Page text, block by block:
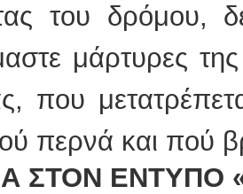
του δρόμου,
μάρτυρες
που
περνά και πού
ΣΤΟΝ ΕΝΤΥΠΟ